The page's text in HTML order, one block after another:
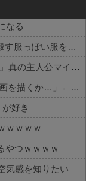
なる
【花騎士】 むちむち×ほぼ痴女… ＆童貞を穀す服っぽい服をきたホウオウボクへの反応！！！
【朗報】 『ファイアーエムブレム 万紫千紅』真の主人公マイユニはキャラメイクが可能
【郎報】 新人エ□漫画家「デカケツのエ□漫画を描くか…」←1000万円稼いでしまう
好き
ｗｗｗｗ
やつｗｗｗｗ
気感を知りたい